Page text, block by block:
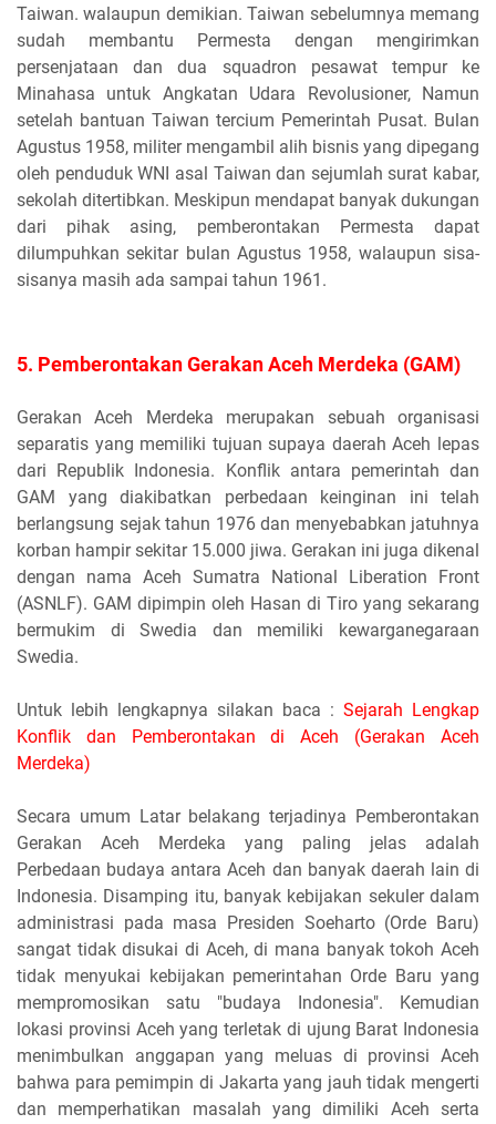
Taiwan. walaupun demikian. Taiwan sebelumnya memang
sudah membantu Permesta dengan mengirimkan
persenjataan dan dua squadron pesawat tempur ke
Minahasa untuk Angkatan Udara Revolusioner, Namun
setelah bantuan Taiwan tercium Pemerintah Pusat. Bulan
Agustus 1958, militer mengambil alih bisnis yang dipegang
oleh penduduk WNI asal Taiwan dan sejumlah surat kabar,
sekolah ditertibkan. Meskipun mendapat banyak dukungan
dari pihak asing, pemberontakan Permesta dapat
dilumpuhkan sekitar bulan Agustus 1958, walaupun sisa-
sisanya masih ada sampai tahun 1961.
5. Pemberontakan Gerakan Aceh Merdeka (GAM)
Gerakan Aceh Merdeka merupakan sebuah organisasi
separatis yang memiliki tujuan supaya daerah Aceh lepas
dari Republik Indonesia. Konflik antara pemerintah dan
GAM yang diakibatkan perbedaan keinginan ini telah
berlangsung sejak tahun 1976 dan menyebabkan jatuhnya
korban hampir sekitar 15.000 jiwa. Gerakan ini juga dikenal
dengan nama Aceh Sumatra National Liberation Front
(ASNLF). GAM dipimpin oleh Hasan di Tiro yang sekarang
bermukim di Swedia dan memiliki kewarganegaraan
Swedia.
Untuk lebih lengkapnya silakan baca : Sejarah Lengkap
Konflik dan Pemberontakan di Aceh (Gerakan Aceh
Merdeka)
Secara umum Latar belakang terjadinya Pemberontakan
Gerakan Aceh Merdeka yang paling jelas adalah
Perbedaan budaya antara Aceh dan banyak daerah lain di
Indonesia. Disamping itu, banyak kebijakan sekuler dalam
administrasi pada masa Presiden Soeharto (Orde Baru)
sangat tidak disukai di Aceh, di mana banyak tokoh Aceh
tidak menyukai kebijakan pemerintahan Orde Baru yang
mempromosikan satu "budaya Indonesia". Kemudian
lokasi provinsi Aceh yang terletak di ujung Barat Indonesia
menimbulkan anggapan yang meluas di provinsi Aceh
bahwa para pemimpin di Jakarta yang jauh tidak mengerti
dan memperhatikan masalah yang dimiliki Aceh serta